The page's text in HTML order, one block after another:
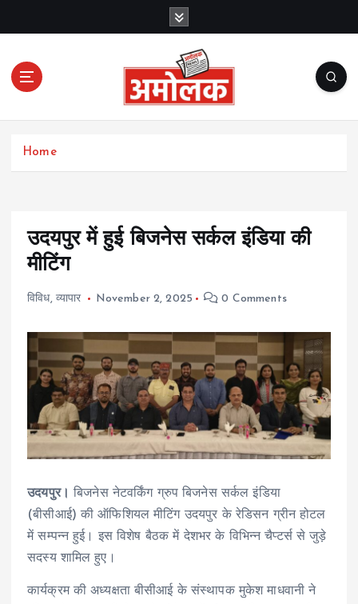
c
Amolak News
Home
उदयपुर में हुई बिजनेस सर्कल इंडिया की
मीटिंग
विविध, व्यापार November 2, 2025 0 Comments
उदयपुर।
बिजनेस नेटवर्किंग ग्रुप बिजनेस सर्कल इंडिया
(बीसीआई) की ऑफिशियल मीटिंग उदयपुर के रेडिसन ग्रीन होटल
में सम्पन्न हुई। इस विशेष बैठक में देशभर के विभिन्न चैप्टर्स से जुड़े
सदस्य शामिल हुए।
कार्यक्रम की अध्यक्षता बीसीआई के संस्थापक मुकेश माधवानी ने